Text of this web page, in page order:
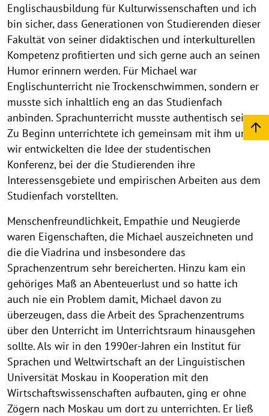
Englischausbildung für Kulturwissenschaften und ich
bin sicher, dass Generationen von Studierenden dieser
Fakultät von seiner didaktischen und interkulturellen
Kompetenz profitierten und sich gerne auch an seinen
Humor erinnern werden. Für Michael war
Englischunterricht nie Trockenschwimmen, sondern er
musste sich inhaltlich eng an das Studienfach
anbinden. Sprachunterricht musste authentisch sein.
Zu Beginn unterrichtete ich gemeinsam mit ihm und
wir entwickelten die Idee der studentischen
Konferenz, bei der die Studierenden ihre
Interessensgebiete und empirischen Arbeiten aus dem
Studienfach vorstellten.
Menschenfreundlichkeit, Empathie und Neugierde
waren Eigenschaften, die Michael auszeichneten und
die die Viadrina und insbesondere das
Sprachenzentrum sehr bereicherten. Hinzu kam ein
gehöriges Maß an Abenteuerlust und so hatte ich
auch nie ein Problem damit, Michael davon zu
überzeugen, dass die Arbeit des Sprachenzentrums
über den Unterricht im Unterrichtsraum hinausgehen
sollte. Als wir in den 1990er-Jahren ein Institut für
Sprachen und Weltwirtschaft an der Linguistischen
Universität Moskau in Kooperation mit den
Wirtschaftswissenschaften aufbauten, ging er ohne
Zögern nach Moskau um dort zu unterrichten. Er ließ